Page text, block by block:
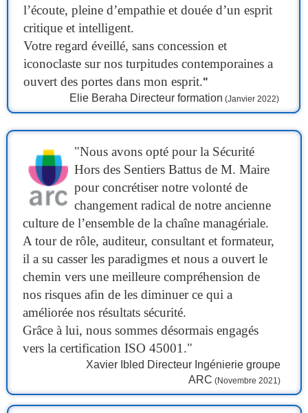
l’écoute, pleine d’empathie et douée d’un esprit
critique et intelligent.
Votre regard éveillé, sans concession et
iconoclaste sur nos turpitudes contemporaines a
ouvert des portes dans mon esprit."
Elie Beraha Directeur formation (Janvier 2022)
"Nous avons opté pour la Sécurité
Hors des Sentiers Battus de M. Maire
pour concrétiser notre volonté de
changement radical de notre ancienne
culture de l’ensemble de la chaîne managériale.
A tour de rôle, auditeur, consultant et formateur,
il a su casser les paradigmes et nous a ouvert le
chemin vers une meilleure compréhension de
nos risques afin de les diminuer ce qui a
améliorée nos résultats sécurité.
Grâce à lui, nous sommes désormais engagés
vers la certification ISO 45001."
Xavier Ibled Directeur Ingénierie groupe
ARC (Novembre 2021)